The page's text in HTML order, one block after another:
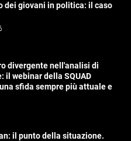
dei giovani in politica: il caso
divergente nell'analisi di
il webinar della SQUAD
una sfida sempre più attuale e
il punto della situazione.